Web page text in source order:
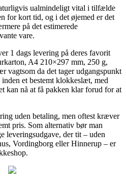
ualmindeligt vital i tilfælde
for kort tid, og i det øjemed er det
på det estimerede
vare.
1 dags levering på deres favorit
A4 210×297 mm, 250 g,
vagtsom da det tager udgangspunkt
et bestemt klokkeslæt, med
kan nå at få pakken klar forud for at
uden betaling, men oftest kræver
pris. Som alternativ bør man
leveringsudgave, der tit – uden
Vordingborg eller Hinnerup – er